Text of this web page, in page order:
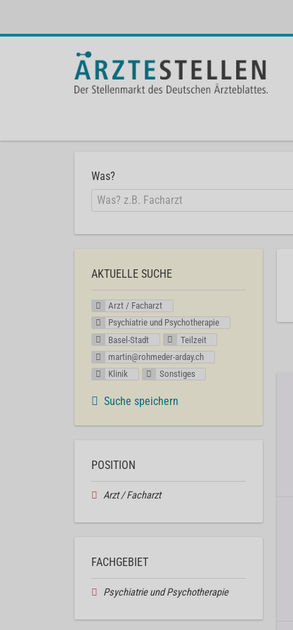
Was?
AKTUELLE SUCHE
Arzt / Facharzt
Psychiatrie und Psychotherapie
Basel-Stadt
Teilzeit
martin@rohmeder-arday.ch
Klinik
Sonstiges
Suche speichern
POSITION
Arzt / Facharzt
FACHGEBIET
Psychiatrie und Psychotherapie